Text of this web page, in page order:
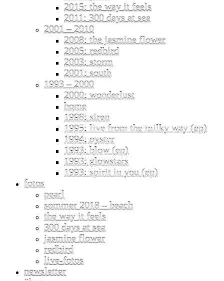
2015: the way it feels
2011: 300 days at sea
2001 – 2010
2008: the jasmine flower
2005: redbird
2003: storm
2001: south
1993 – 2000
2000: wonderlust
home
1998: siren
1995: live from the milky way (ep)
1994: oyster
1993: blow (ep)
1993: glowstars
1993: spirit in you (ep)
fotos
pearl
sommer 2018 – beach
the way it feels
300 days at sea
jasmine flower
redbird
live-fotos
newsletter